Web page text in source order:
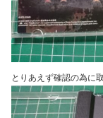
とりあえず確認の為に